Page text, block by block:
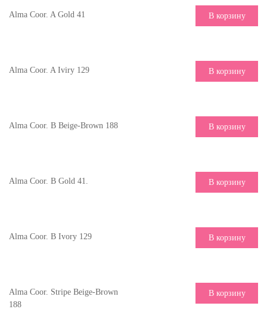
Alma Coor. A Gold 41 В корзину
Alma Coor. A Iviry 129 В корзину
Alma Coor. B Beige-Brown 188 В корзину
Alma Coor. B Gold 41. В корзину
Alma Coor. B Ivory 129 В корзину
Alma Coor. Stripe Beige-Brown
188
В корзину